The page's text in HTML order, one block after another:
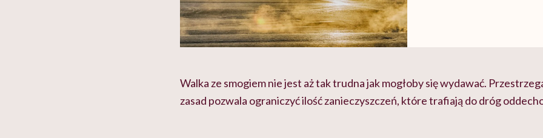
Walka ze smogiem nie jest aż tak trudna jak mogłoby się wydawać.
zasad pozwala ograniczyć ilość zanieczyszczeń, które trafiają do dróg